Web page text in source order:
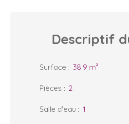
Descriptif
Surface : 38.9 m²
Pièces : 2
Salle d'eau : 1